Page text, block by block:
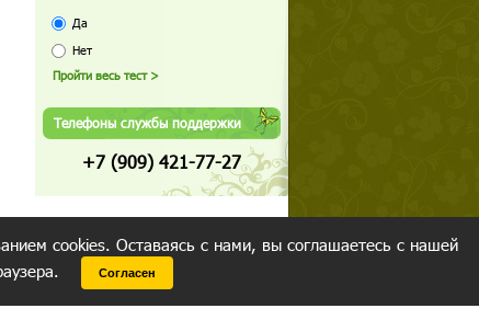
Да
Нет
Телефоны службы поддержки
+7 (909) 421-77-27
cookies. Оставаясь с нами, вы соглашаетесь с нашей
Согласен